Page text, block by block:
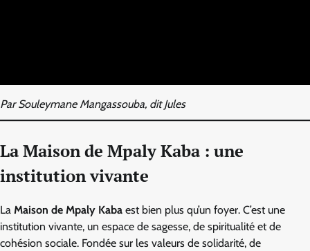
Par Souleymane Mangassouba, dit Jules
La Maison de Mpaly Kaba : une
institution vivante
La Maison de Mpaly Kaba est bien plus qu’un foyer. C’est une
institution vivante, un espace de sagesse, de spiritualité et de
cohésion sociale. Fondée sur les valeurs de solidarité, de